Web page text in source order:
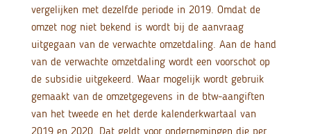
vergelijken met dezelfde periode in 2019. Omdat de
omzet nog niet bekend is wordt bij de aanvraag
uitgegaan van de verwachte omzetdaling. Aan de hand
van de verwachte omzetdaling wordt een voorschot op
de subsidie uitgekeerd. Waar mogelijk wordt gebruik
gemaakt van de omzetgegevens in de btw-aangiften
van het tweede en het derde kalenderkwartaal van
2019 en 2020. Dat geldt voor ondernemingen die per